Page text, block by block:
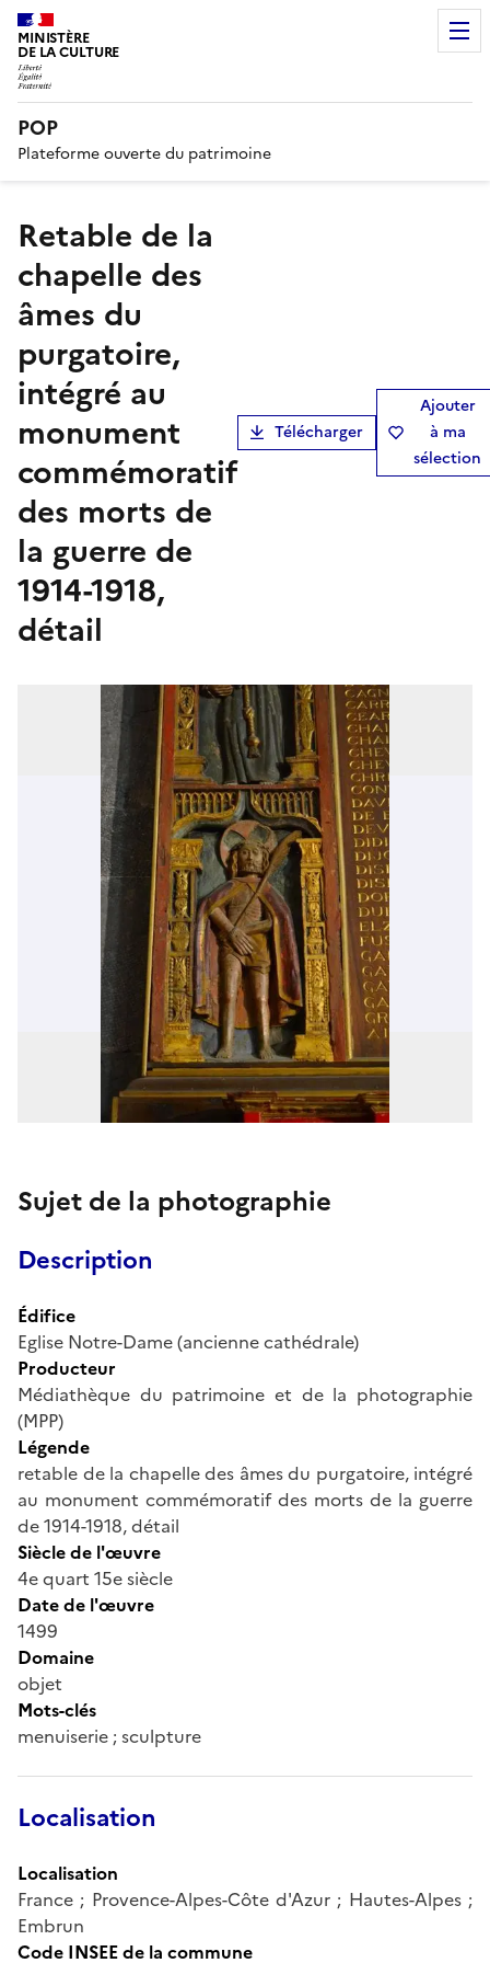
MINISTÈRE
DE LA CULTURE
POP
Plateforme ouverte du patrimoine
retable de la
chapelle des
âmes du
purgatoire,
intégré au
monument
commémoratif
des morts de
la guerre de
1914-1918,
détail
Télécharger
Ajouter
à ma
sélection
Sujet de la photographie
Description
Édifice
Eglise Notre-Dame (ancienne cathédrale)
Producteur
Médiathèque du patrimoine et de la photographie
(MPP)
Légende
retable de la chapelle des âmes du purgatoire, intégré
au monument commémoratif des morts de la guerre
de 1914-1918, détail
Siècle de l'œuvre
4e quart 15e siècle
Date de l'œuvre
1499
Domaine
objet
Mots-clés
menuiserie ; sculpture
Localisation
Localisation
France ; Provence-Alpes-Côte d'Azur ; Hautes-Alpes ;
Embrun
Code INSEE de la commune